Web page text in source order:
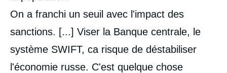
On a franchi un seuil avec l'impact des
sanctions. [...] Viser la Banque centrale, le
système SWIFT, ca risque de déstabiliser
l'économie russe. C'est quelque chose